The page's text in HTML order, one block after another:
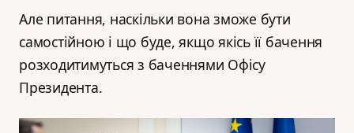
Але питання, наскільки вона зможе бути
самостійною і що буде, якщо якісь її бачення
розходитимуться з баченнями Офісу
Президента.